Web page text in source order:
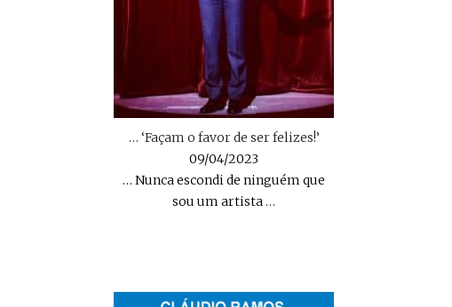
… ‘Façam o favor de ser felizes!’
09/04/2023
… Nunca escondi de ninguém que
sou um artista…